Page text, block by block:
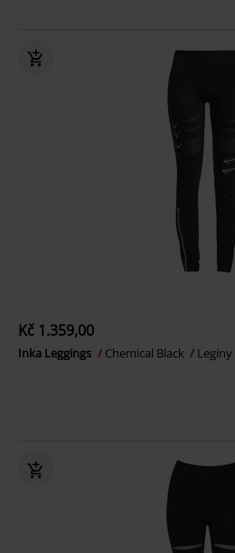
Kč 1.359,00
Inka Leggings Chemical Black Legíny